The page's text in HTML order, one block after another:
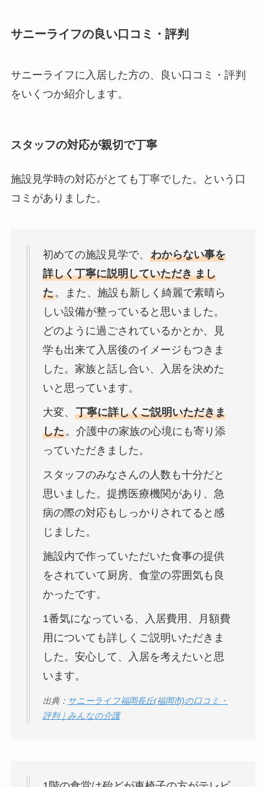
サニーライフの良い口コミ・評判
サニーライフに入居した方の、良い口コミ・評判
をいくつか紹介します。
スタッフの対応が親切で丁寧
施設見学時の対応がとても丁寧でした。という口
コミがありました。
初めての施設見学で、 わからない事を
詳しく丁寧に説明していただき まし
た。また、施設も新しく綺麗で素晴ら
しい設備が整っていると思いました。
どのように過ごされているかとか、見
学も出来て入居後のイメージもつきま
した。家族と話し合い、入居を決めた
いと思っています。
大変、 丁寧に詳しくご説明いただきま
した。介護中の家族の心境にも寄り添
っていただきました。
スタッフのみなさんの人数も十分だと
思いました。提携医療機関があり、急
病の際の対応もしっかりされてると感
じました。
施設内で作っていただいた食事の提供
をされていて厨房、食堂の雰囲気も良
かったです。
1番気になっている、入居費用、月額費
用についても詳しくご説明いただきま
した。安心して、入居を考えたいと思
います。
出典： サニーライフ福岡長丘(福岡市)の口コミ・
評判｜みんなの介護